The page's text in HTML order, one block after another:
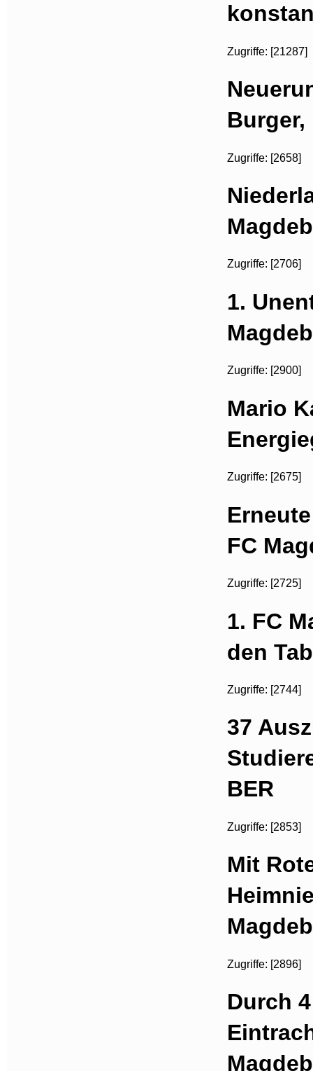
Zugriffe: [21287]
Burger,
Zugriffe: [2658]
Zugriffe: [2706]
1.
Zugriffe: [2900]
Mario
Zugriffe: [2675]
FC
Zugriffe: [2725]
1. FC
den
Zugriffe: [2744]
37
BER
Zugriffe: [2853]
Mit
Zugriffe: [2896]
Durch